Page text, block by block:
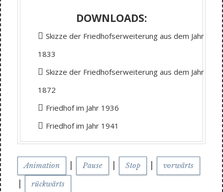
DOWNLOADS:
Skizze der Friedhofserweiterung aus dem Jahr
1833
Skizze der Friedhofserweiterung aus dem Jahr
1872
Friedhof im Jahr 1936
Friedhof im Jahr 1941
Animation | Pause | Stop | vorwärts
| rückwärts